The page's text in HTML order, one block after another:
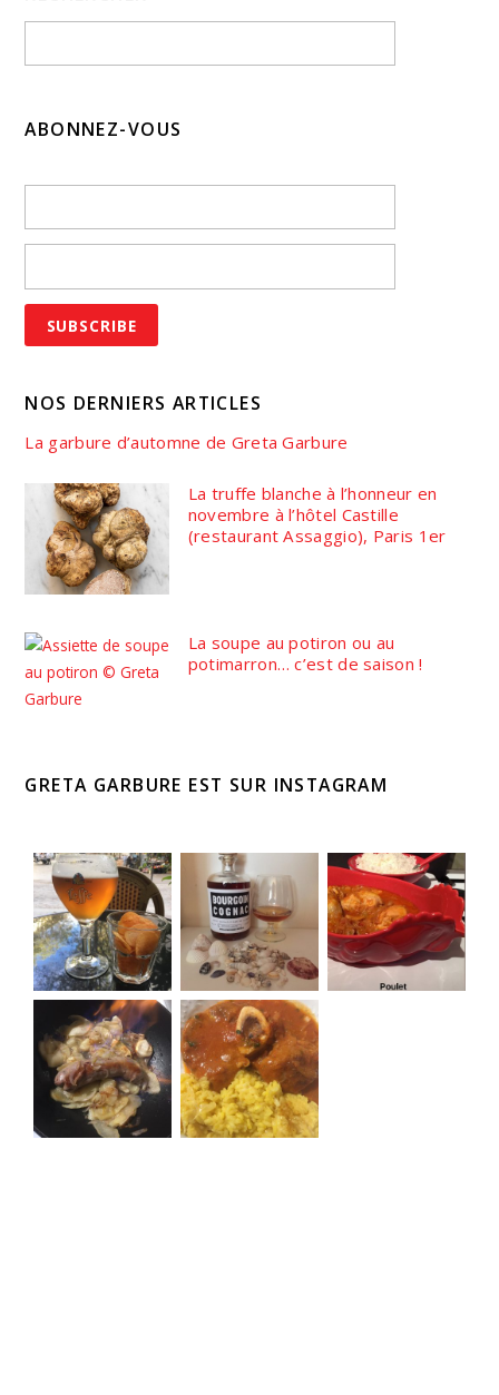
ABONNEZ-VOUS
NOS DERNIERS ARTICLES
La garbure d’automne de Greta Garbure
La truffe blanche à l’honneur en
novembre à l’hôtel Castille
(restaurant Assaggio), Paris 1er
La soupe au potiron ou au
potimarron… c’est de saison !
GRETA GARBURE EST SUR INSTAGRAM